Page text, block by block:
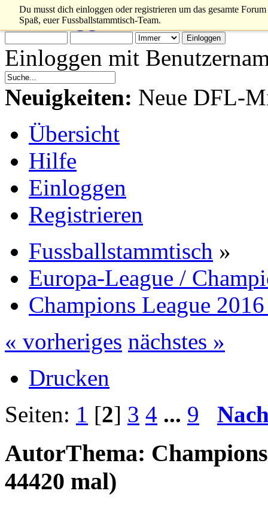
Du musst dich einloggen oder registrieren um das gesamte
Spaß, euer Fussballstammtisch-Team.
Bitteloggen sie sich ein
Einloggen mit
Neuigkeiten: Neue DFL-
Übersicht
Hilfe
Einloggen
Registrieren
Fussballstammtisch »
Europa-League /
Champions League
« vorheriges nächstes »
Drucken
Seiten: 1 [2] 3 4 ... 9
AutorThema:
44420 mal)